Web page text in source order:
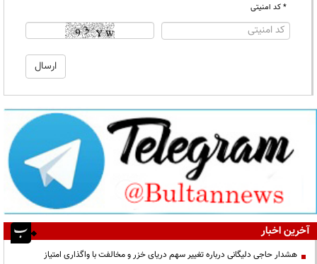
* کد امنیتی
آخرین اخبار
هشدار حاجی دلیگانی درباره تغییر سهم دریای خزر و مخالفت با واگذاری امتیاز